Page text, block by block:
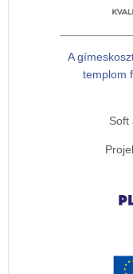
A
templom
Soft